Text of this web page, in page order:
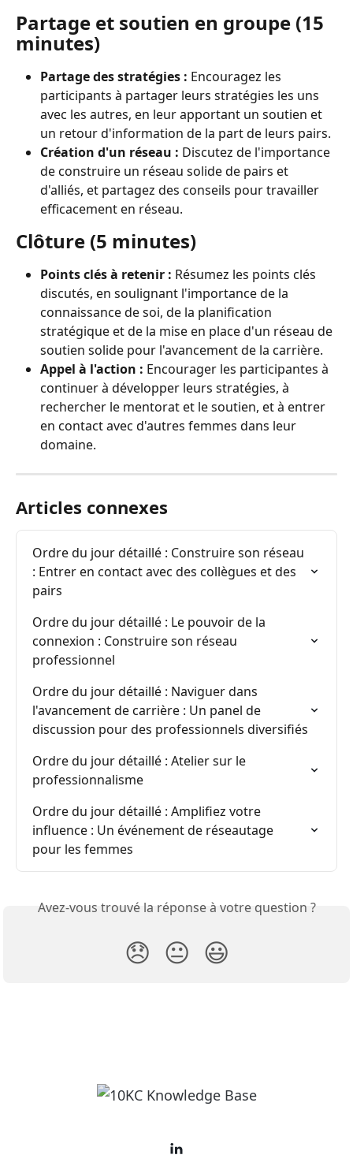
Partage et soutien en groupe (15
minutes)
Partage des stratégies : Encouragez les
participants à partager leurs stratégies les uns
avec les autres, en leur apportant un soutien et
un retour d'information de la part de leurs pairs.
Création d'un réseau : Discutez de l'importance
de construire un réseau solide de pairs et
d'alliés, et partagez des conseils pour travailler
efficacement en réseau.
Clôture (5 minutes)
Points clés à retenir : Résumez les points clés
discutés, en soulignant l'importance de la
connaissance de soi, de la planification
stratégique et de la mise en place d'un réseau de
soutien solide pour l'avancement de la carrière.
Appel à l'action : Encourager les participantes à
continuer à développer leurs stratégies, à
rechercher le mentorat et le soutien, et à entrer
en contact avec d'autres femmes dans leur
domaine.
Articles connexes
Ordre du jour détaillé : Construire son réseau
: Entrer en contact avec des collègues et des
pairs
Ordre du jour détaillé : Le pouvoir de la
connexion : Construire son réseau
professionnel
Ordre du jour détaillé : Naviguer dans
l'avancement de carrière : Un panel de
discussion pour des professionnels diversifiés
Ordre du jour détaillé : Atelier sur le
professionnalisme
Ordre du jour détaillé : Amplifiez votre
influence : Un événement de réseautage
pour les femmes
Avez-vous trouvé la réponse à votre question ?
😞 😐 😃